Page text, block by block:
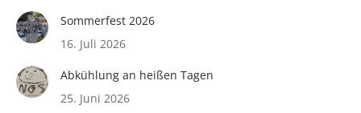
Sommerfest 2026
16. Juli 2026
Abkühlung an heißen Tagen
25. Juni 2026